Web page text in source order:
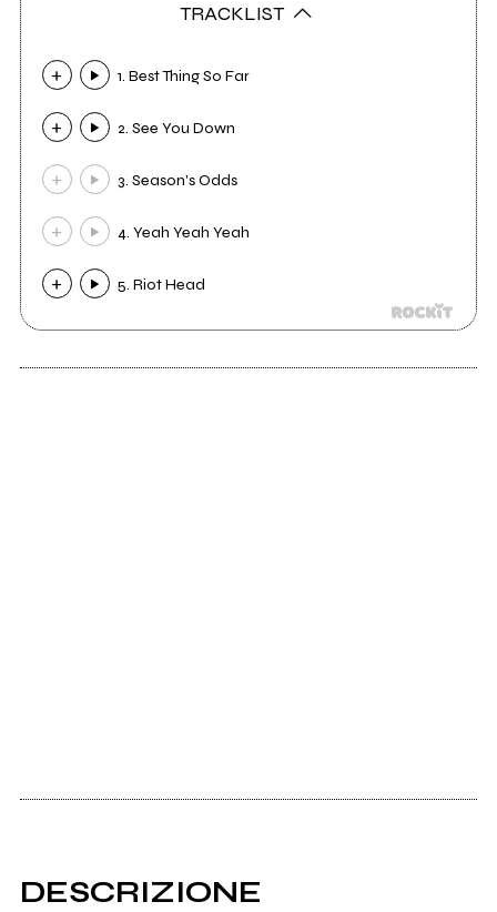
TRACKLIST
1. Best Thing So Far
2. See You Down
3. Season's Odds
4. Yeah Yeah Yeah
5. Riot Head
DESCRIZIONE